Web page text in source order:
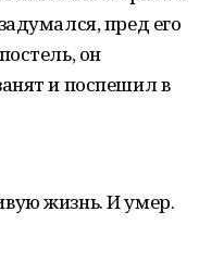
пред его
он
и поспешил в
жизнь. И умер.